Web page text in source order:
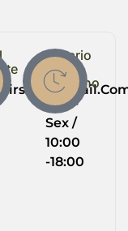
Horario
de
Trabalho
Seg -
Sex /
10:00
-18:00